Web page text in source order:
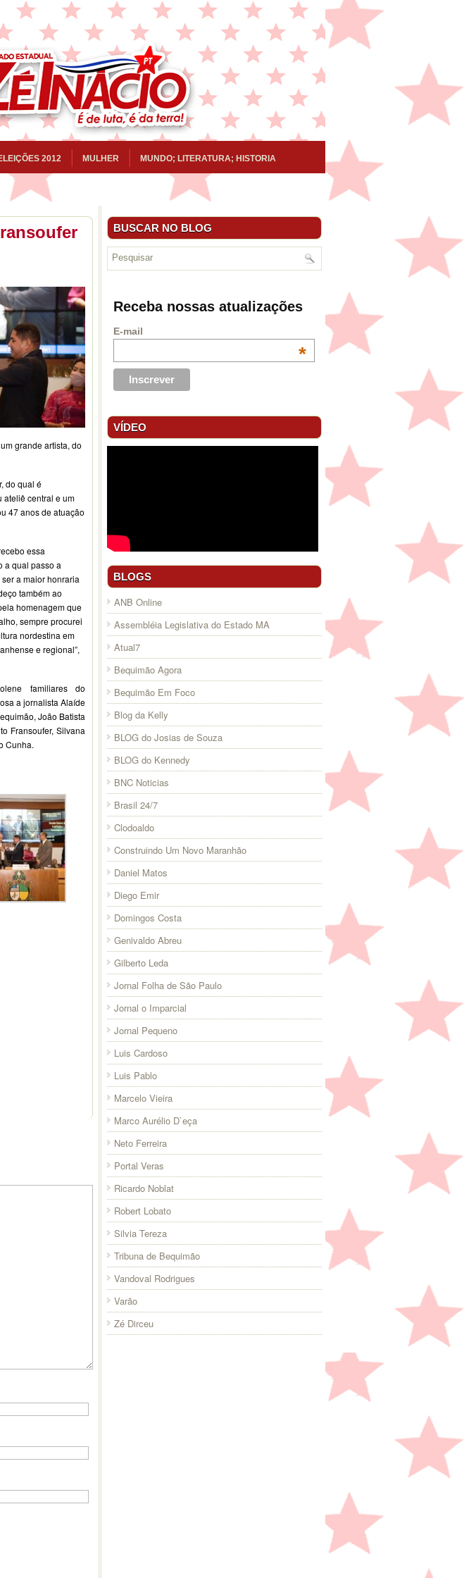
2012 MULHER MUNDO; LITERATURA; HISTORIA
grande artista, do
do qual é
ateliê central e um
47 anos de atuação
essa
a qual passo a
a maior honraria
também ao
homenagem que
sempre procurei
nordestina em
e regional”,
familiares do
a jornalista Alaíde
João Batista
Fransoufer, Silvana
Cunha.
BUSCAR NO BLOG
Receba nossas atualizações
E-mail
*
VÍDEO
BLOGS
ANB Online
Assembléia Legislativa do Estado MA
Atual7
Bequimão Agora
Bequimão Em Foco
Blog da Kelly
BLOG do Josias de Souza
BLOG do Kennedy
BNC Noticias
Brasil 24/7
Clodoaldo
Construindo Um Novo Maranhão
Daniel Matos
Diego Emir
Domingos Costa
Genivaldo Abreu
Gilberto Leda
Jornal Folha de São Paulo
Jornal o Imparcial
Jornal Pequeno
Luis Cardoso
Luis Pablo
Marcelo Vieira
Marco Aurélio D`eça
Neto Ferreira
Portal Veras
Ricardo Noblat
Robert Lobato
Silvia Tereza
Tribuna de Bequimão
Vandoval Rodrigues
Varão
Zé Dirceu